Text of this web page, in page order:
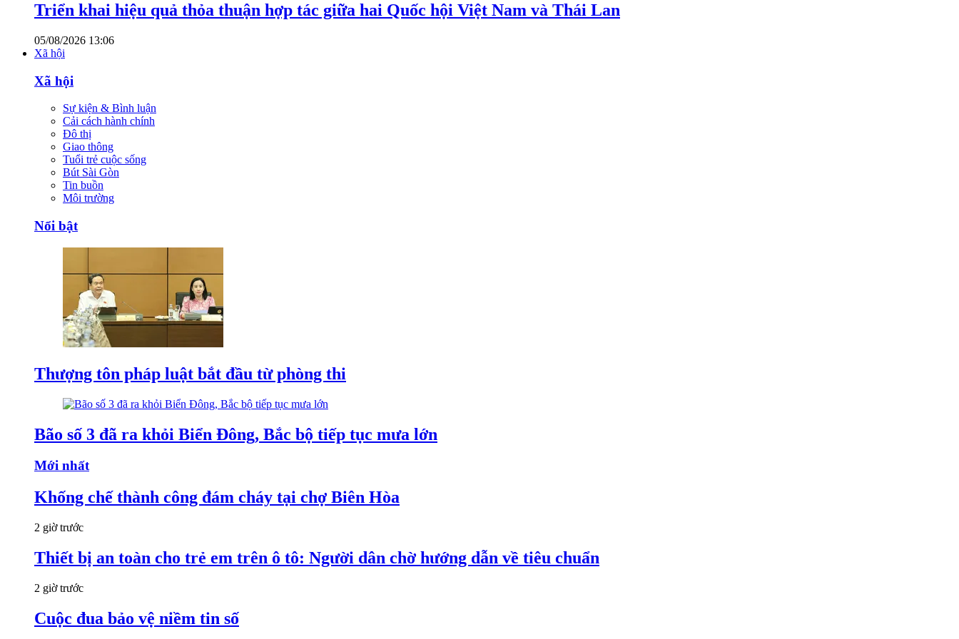
Triển khai hiệu quả thỏa thuận hợp tác giữa hai Quốc hội Việt Nam và Thái Lan
05/08/2026 13:06
Xã hội
Xã hội
Sự kiện & Bình luận
Cải cách hành chính
Đô thị
Giao thông
Tuổi trẻ cuộc sống
Bút Sài Gòn
Tin buồn
Môi trường
Nổi bật
Thượng tôn pháp luật bắt đầu từ phòng thi
Bão số 3 đã ra khỏi Biển Đông, Bắc bộ tiếp tục mưa lớn
Mới nhất
Khống chế thành công đám cháy tại chợ Biên Hòa
2 giờ trước
Thiết bị an toàn cho trẻ em trên ô tô: Người dân chờ hướng dẫn về tiêu chuẩn
2 giờ trước
Cuộc đua bảo vệ niềm tin số